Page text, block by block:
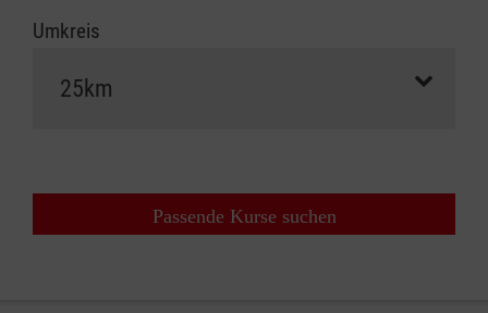
Umkreis
Passende Kurse suchen